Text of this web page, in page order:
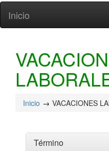
Inicio
Inicio VACACIONES
Término